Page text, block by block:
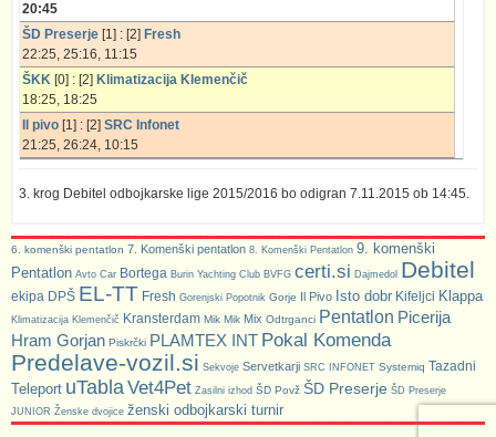
20:45
ŠD Preserje [1] : [2] Fresh
22:25, 25:16, 11:15
ŠKK [0] : [2] Klimatizacija Klemenčič
18:25, 18:25
Il pivo [1] : [2] SRC Infonet
21:25, 26:24, 10:15
3. krog Debitel odbojkarske lige 2015/2016 bo odigran 7.11.2015 ob 14:45.
6. komenški pentatlon 7. Komenški pentatlon 8. Komenški Pentatlon 9. komenški
Pentatlon Avto Car Bortega Burin Yachting Club BVFG certi.si Dajmedol Debitel
ekipa DPŠ EL-TT Fresh Gorenjski Popotnik Gorje Il Pivo Isto dobr Kifeljci Klappa
Klimatizacija Klemenčič Kransterdam Mik Mik Mix Odtrganci Pentatlon Picerija
Hram Gorjan Piskrčki PLAMTEX INT Pokal Komenda
Predelave-vozil.si Sekvoje Servetkarji SRC INFONET Systemiq Tazadni
Teleport uTablaVet4Pet Zasilni izhod ŠD Povž ŠD Preserje ŠD Preserje
JUNIOR Ženske dvojice ženski odbojkarski turnir